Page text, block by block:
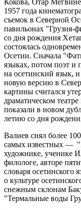
1957 года
съемок в Северной
павильонах "Грузия-
со дня рождения
состоялась
Осетии. Сначала
языках, потом поэт и
на осетинский язык,
новую версию в
картины считался
драматическом
показали в новом
летию со дня
Валиев снял более
самых известных —
художнике, ученике
филологе, авторе
словаря осетинского
о культуре
снежным склонам
"Термальные воды